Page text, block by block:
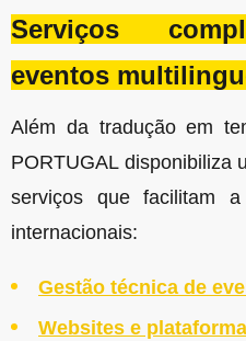
Serviços
eventos
Além da tradução em
PORTUGAL disponibiliza
serviços que facilitam
internacionais:
Gestão técnica de
Websites e